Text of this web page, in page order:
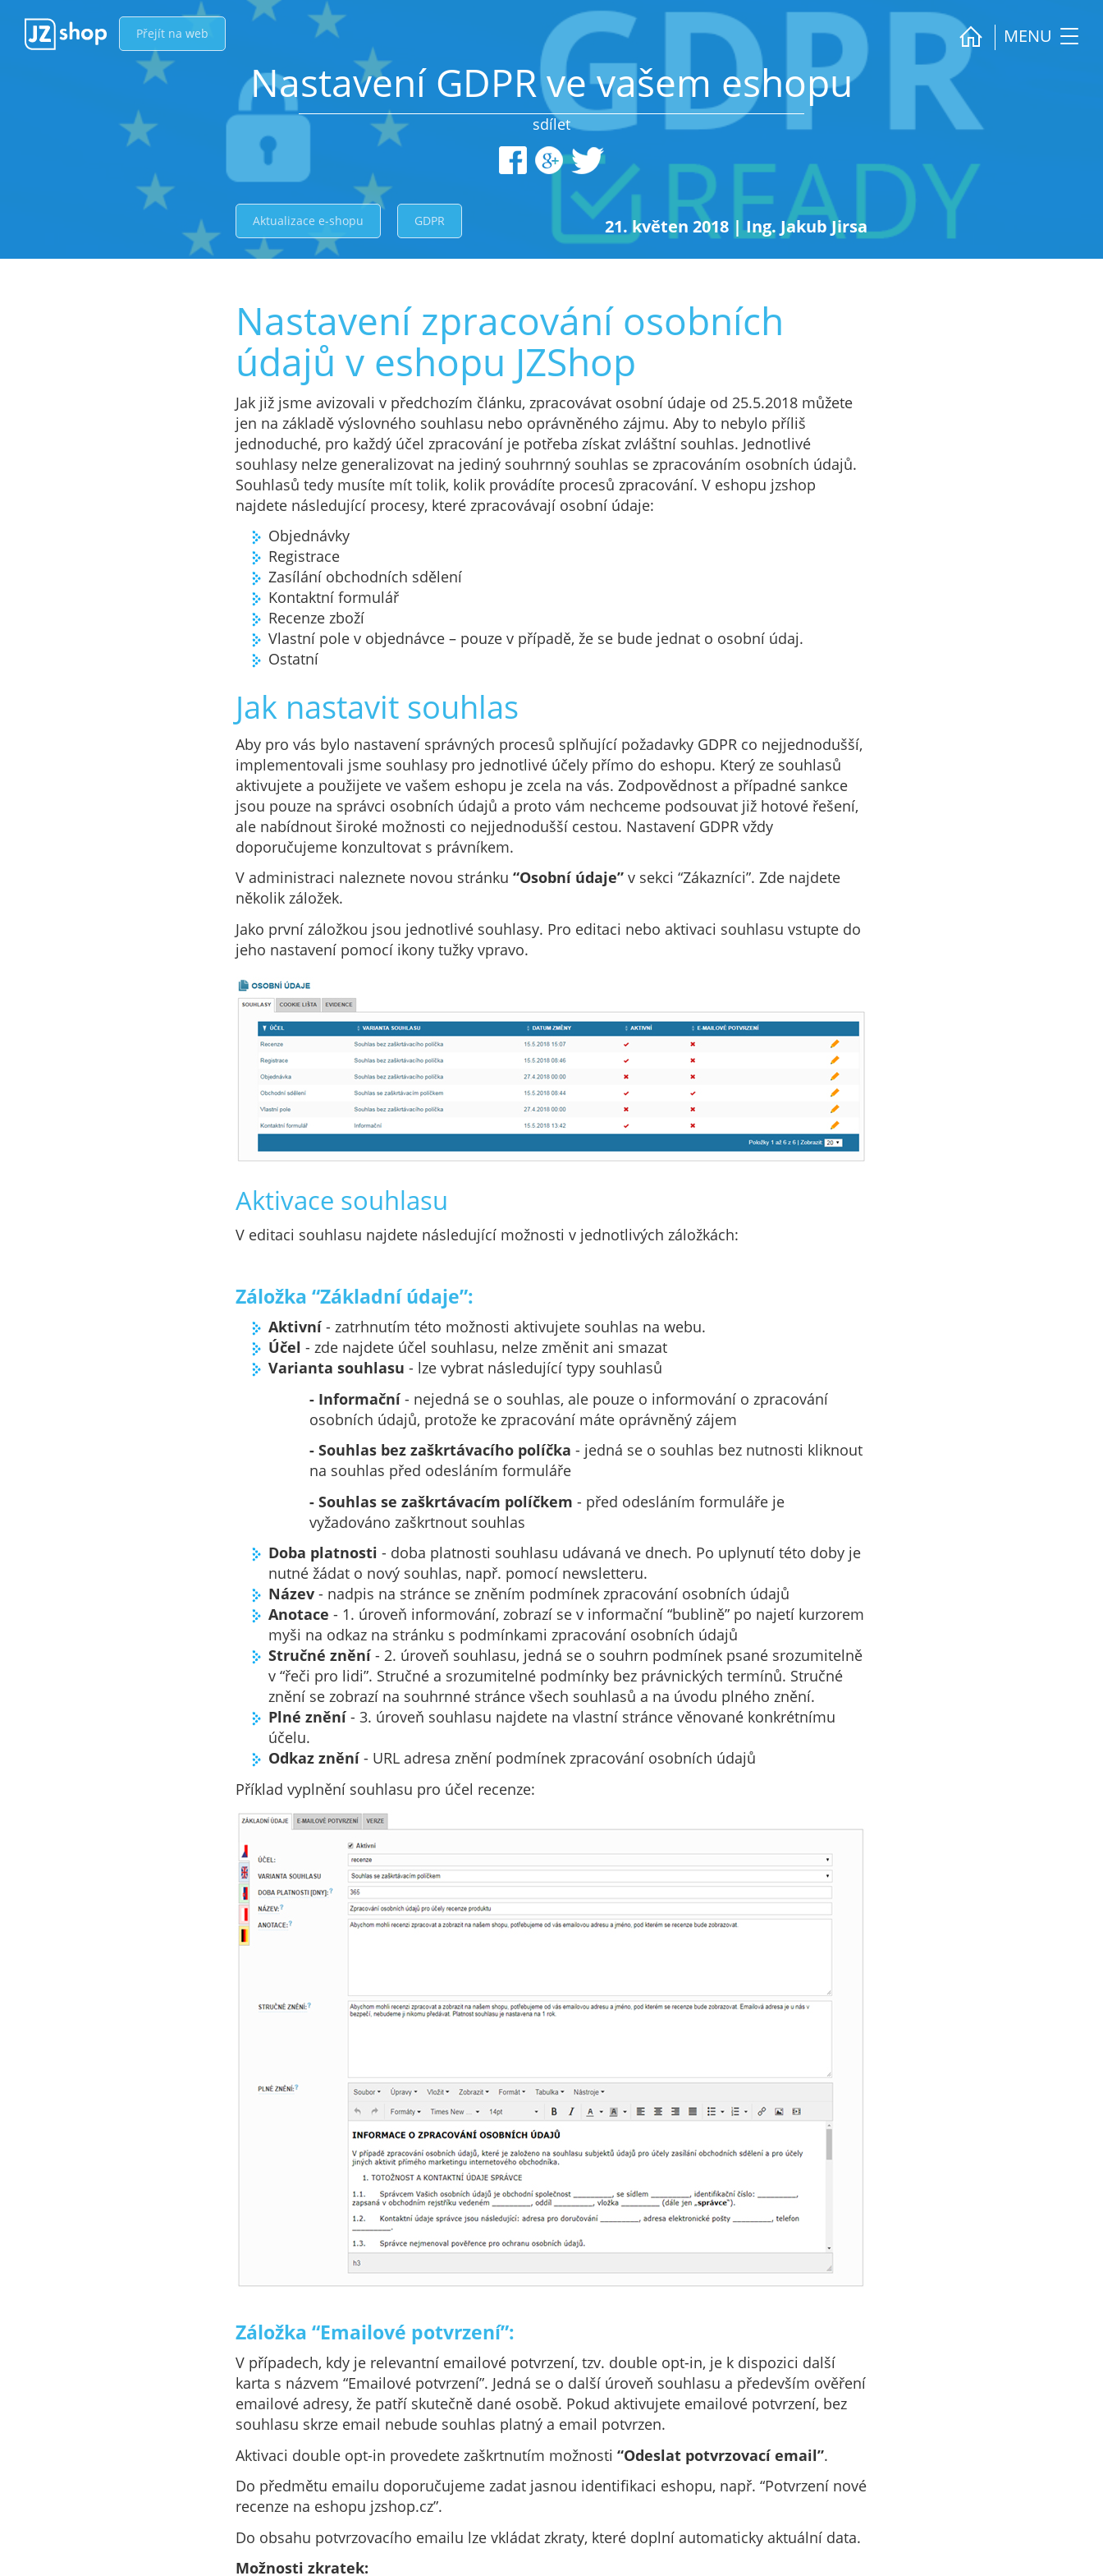
Přejít na web MENU
Nastavení GDPR ve vašem eshopu
sdílet
Aktualizace e-shopu GDPR 21. květen 2018 |Ing. Jakub Jirsa
Nastavení zpracování osobních
údajů v eshopu JZShop
Jak již jsme avizovali v předchozím článku, zpracovávat osobní údaje od 25.5.2018 můžete
jen na základě výslovného souhlasu nebo oprávněného zájmu. Aby to nebylo příliš
jednoduché, pro každý účel zpracování je potřeba získat zvláštní souhlas. Jednotlivé
souhlasy nelze generalizovat na jediný souhrnný souhlas se zpracováním osobních údajů.
Souhlasů tedy musíte mít tolik, kolik provádíte procesů zpracování. V eshopu jzshop
najdete následující procesy, které zpracovávají osobní údaje:
Objednávky
Registrace
Zasílání obchodních sdělení
Kontaktní formulář
Recenze zboží
Vlastní pole v objednávce – pouze v případě, že se bude jednat o osobní údaj.
Ostatní
Jak nastavit souhlas
Aby pro vás bylo nastavení správných procesů splňující požadavky GDPR co nejjednodušší,
implementovali jsme souhlasy pro jednotlivé účely přímo do eshopu. Který ze souhlasů
aktivujete a použijete ve vašem eshopu je zcela na vás. Zodpovědnost a případné sankce
jsou pouze na správci osobních údajů a proto vám nechceme podsouvat již hotové řešení,
ale nabídnout široké možnosti co nejjednodušší cestou. Nastavení GDPR vždy
doporučujeme konzultovat s právníkem.
V administraci naleznete novou stránku “Osobní údaje” v sekci “Zákazníci”. Zde najdete
několik záložek.
Jako první záložkou jsou jednotlivé souhlasy. Pro editaci nebo aktivaci souhlasu vstupte do
jeho nastavení pomocí ikony tužky vpravo.
Aktivace souhlasu
V editaci souhlasu najdete následující možnosti v jednotlivých záložkách:
Záložka “Základní údaje”:
Aktivní- zatrhnutím této možnosti aktivujete souhlas na webu.
Účel - zde najdete účel souhlasu, nelze změnit ani smazat
Varianta souhlasu - lze vybrat následující typy souhlasů
- Informační- nejedná se o souhlas, ale pouze o informování o zpracování
osobních údajů, protože ke zpracování máte oprávněný zájem
- Souhlas bez zaškrtávacího políčka - jedná se o souhlas bez nutnosti kliknout
na souhlas před odesláním formuláře
- Souhlas se zaškrtávacím políčkem - před odesláním formuláře je
vyžadováno zaškrtnout souhlas
Doba platnosti - doba platnosti souhlasu udávaná ve dnech. Po uplynutí této doby je
nutné žádat o nový souhlas, např. pomocí newsletteru.
Název - nadpis na stránce se zněním podmínek zpracování osobních údajů
Anotace - 1. úroveň informování, zobrazí se v informační “bublině” po najetí kurzorem
myši na odkaz na stránku s podmínkami zpracování osobních údajů
Stručné znění- 2. úroveň souhlasu, jedná se o souhrn podmínek psané srozumitelně
v “řeči pro lidi”. Stručné a srozumitelné podmínky bez právnických termínů. Stručné
znění se zobrazí na souhrnné stránce všech souhlasů a na úvodu plného znění.
Plné znění- 3. úroveň souhlasu najdete na vlastní stránce věnované konkrétnímu
účelu.
Odkaz znění- URL adresa znění podmínek zpracování osobních údajů
Příklad vyplnění souhlasu pro účel recenze:
Záložka “Emailové potvrzení”:
V případech, kdy je relevantní emailové potvrzení, tzv. double opt-in, je k dispozici další
karta s názvem “Emailové potvrzení”. Jedná se o další úroveň souhlasu a především ověření
emailové adresy, že patří skutečně dané osobě. Pokud aktivujete emailové potvrzení, bez
souhlasu skrze email nebude souhlas platný a email potvrzen.
Aktivaci double opt-in provedete zaškrtnutím možnosti “Odeslat potvrzovací email”.
Do předmětu emailu doporučujeme zadat jasnou identifikaci eshopu, např. “Potvrzení nové
recenze na eshopu jzshop.cz”.
Do obsahu potvrzovacího emailu lze vkládat zkraty, které doplní automaticky aktuální data.
Možnosti zkratek: